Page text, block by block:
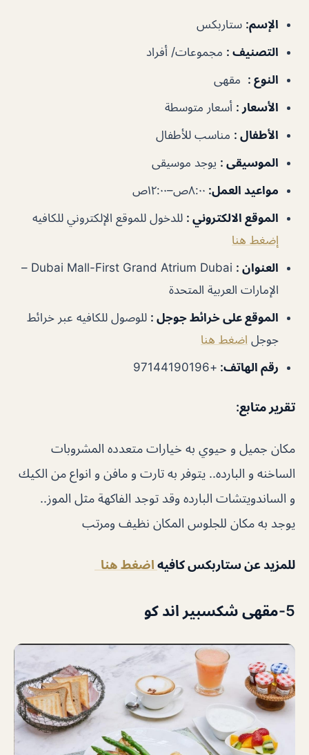
الإسم: ستاربكس
التصنيف : مجموعات/ أفراد
النوع : مقهى
الأسعار : أسعار متوسطة
الأطفال : مناسب للأطفال
الموسيقى : يوجد موسيقى
مواعيد العمل: ٨:٠٠ص–١٢:٠٠ص
الموقع الالكتروني : للدخول للموقع الإلكتروني للكافيه
إضغط هنا
العنوان :
Dubai Mall-First Grand Atrium Dubai –
الإمارات العربية المتحدة
الموقع على خرائط جوجل : للوصول للكافيه عبر خرائط
جوجل اضغط هنا
رقم الهاتف:
+97144190196
تقرير متابع:
مكان جميل و حيوي به خيارات متعدده المشروبات
الساخنه و البارده.. يتوفر به تارت و مافن و انواع من الكيك
و الساندويتشات البارده وقد توجد الفاكهة مثل الموز..
يوجد به مكان للجلوس المكان نظيف ومرتب
للمزيد عن ستاربكس كافيه اضغط هنا
5-مقهى شكسبير اند كو